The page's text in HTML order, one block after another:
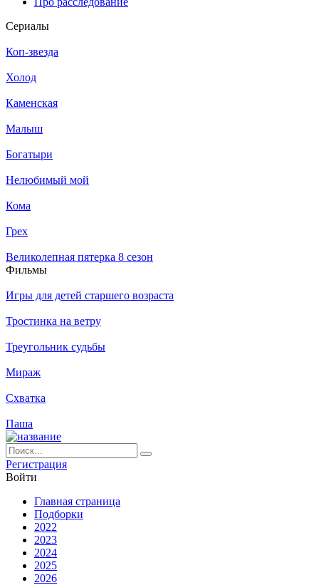
Се­риа­лы
Коп-звезда
Холод
Каменская
Малыш
Богатыри
Нелюбимый мой
Кома
Грех
Великолепная пятерка 8 сезон
Филь­мы
Игры для детей старшего возраста
Тростинка на ветру
Треугольник судьбы
Мираж
Схватка
Паша
Ре­ги­ст­ра­ция
Вой­ти
Глав­ная стра­ни­ца
Подборки
2022
2023
2024
2025
2026